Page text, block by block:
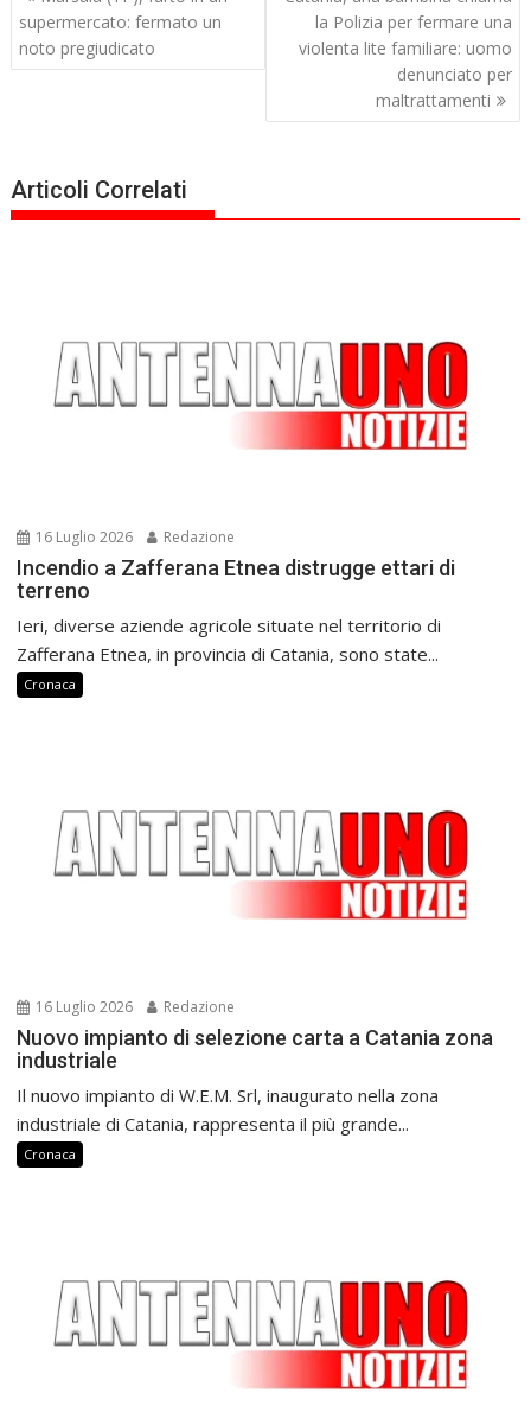
articoli
supermercato: fermato un
noto pregiudicato
la Polizia per fermare una
violenta lite familiare: uomo
denunciato per
maltrattamenti
Articoli Correlati
16 Luglio 2026 Redazione
Incendio a Zafferana Etnea distrugge ettari di
terreno
Ieri, diverse aziende agricole situate nel territorio di
Zafferana Etnea, in provincia di Catania, sono state...
Cronaca
16 Luglio 2026 Redazione
Nuovo impianto di selezione carta a Catania zona
industriale
Il nuovo impianto di W.E.M. Srl, inaugurato nella zona
industriale di Catania, rappresenta il più grande...
Cronaca